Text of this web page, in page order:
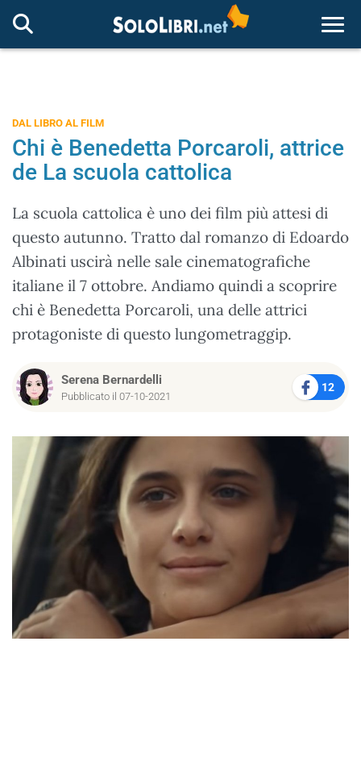
DAL LIBRO AL FILM
Chi è Benedetta Porcaroli, attrice
de La scuola cattolica
La scuola cattolica è uno dei film più attesi di
questo autunno. Tratto dal romanzo di Edoardo
Albinati uscirà nelle sale cinematografiche
italiane il 7 ottobre. Andiamo quindi a scoprire
chi è Benedetta Porcaroli, una delle attrici
protagoniste di questo lungometraggip.
Serena Bernardelli
Pubblicato il 07-10-2021
12